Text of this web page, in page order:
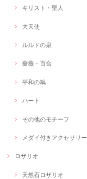
キリスト・聖人
大天使
ルルドの泉
薔薇・百合
平和の鳩
ハート
その他のモチーフ
メダイ付きアクセサリー
ロザリオ
天然石ロザリオ